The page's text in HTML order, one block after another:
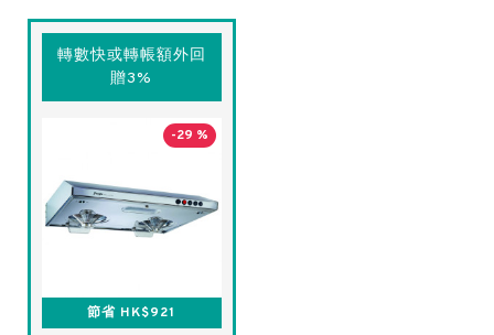
轉數快或轉帳額外回
贈3%
-29 %
節省 HK$921